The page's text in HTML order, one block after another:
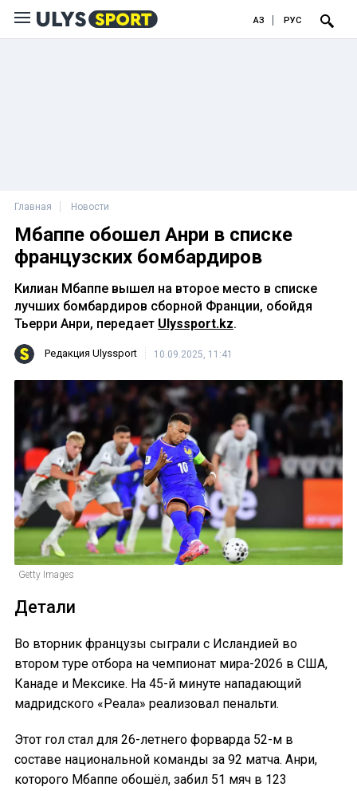
ҚАЗ РУС
Главная Новости
Мбаппе обошел Анри в списке
французских бомбардиров
Килиан Мбаппе вышел на второе место в списке
лучших бомбардиров сборной Франции, обойдя
Тьерри Анри, передает Ulyssport.kz.
Редакция Ulyssport 10.09.2025, 11:41
Getty Images
Детали
Во вторник французы сыграли с Исландией во
втором туре отбора на чемпионат мира-2026 в США,
Канаде и Мексике. На 45-й минуте нападающий
мадридского «Реала» реализовал пенальти.
Этот гол стал для 26-летнего форварда 52-м в
составе национальной команды за 92 матча. Анри,
которого Мбаппе обошёл, забил 51 мяч в 123